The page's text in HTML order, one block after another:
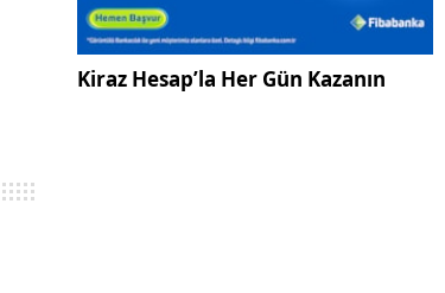
Kiraz Hesap’la Her Gün Kazanın